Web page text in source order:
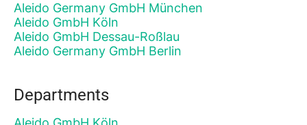
Aleido Germany GmbH München
Aleido GmbH Köln
Aleido GmbH Dessau-Roßlau
Aleido Germany GmbH Berlin
Departments